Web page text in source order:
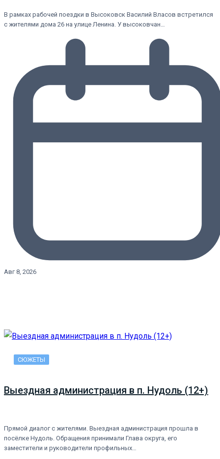
В рамках рабочей поездки в Высоковск Василий Власов встретился
с жителями дома 26 на улице Ленина. У высоковчан…
Авг 8, 2026
СЮЖЕТЫ
Выездная администрация в п. Нудоль (12+)
Прямой диалог с жителями. Выездная администрация прошла в
посёлке Нудоль. Обращения принимали Глава округа, его
заместители и руководители профильных…